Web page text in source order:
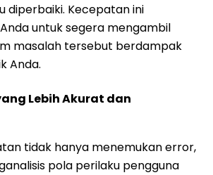
diperbaiki. Kecepatan ini
untuk segera mengambil
masalah tersebut berdampak
Anda.
Lebih Akurat dan
tidak hanya menemukan error,
pola perilaku pengguna